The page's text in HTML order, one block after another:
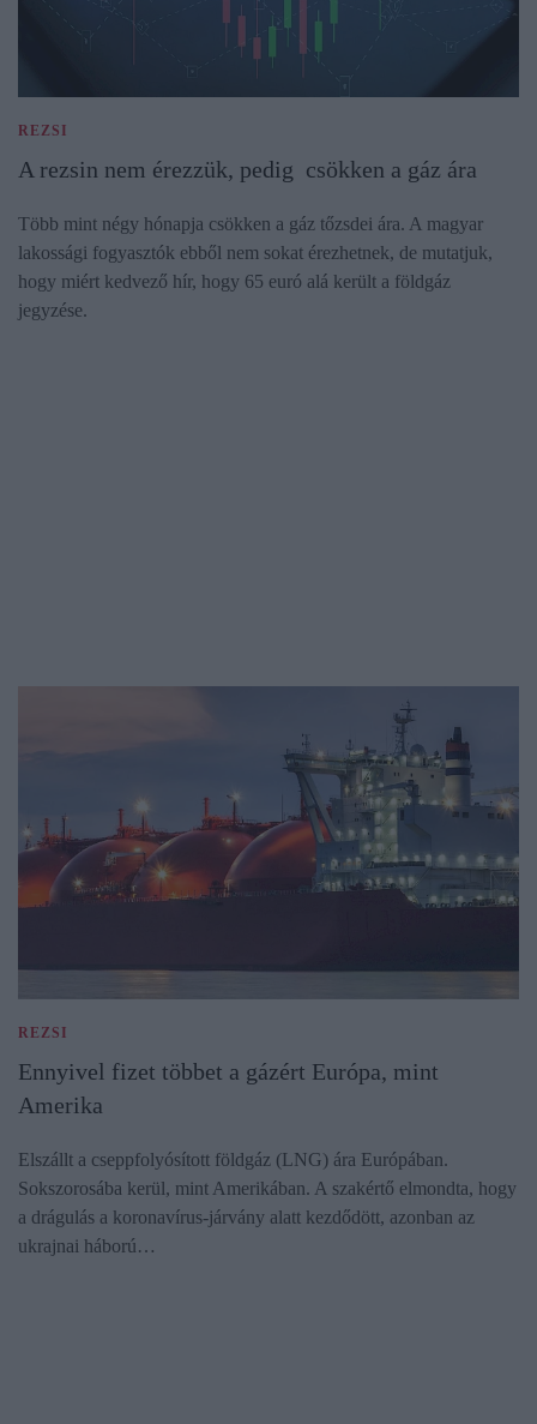
REZSI
A rezsin nem érezzük, pedig csökken a gáz ára
Több mint négy hónapja csökken a gáz tőzsdei ára. A magyar
lakossági fogyasztók ebből nem sokat érezhetnek, de mutatjuk,
hogy miért kedvező hír, hogy 65 euró alá került a földgáz
jegyzése.
REZSI
Ennyivel fizet többet a gázért Európa, mint
Amerika
Elszállt a cseppfolyósított földgáz (LNG) ára Európában.
Sokszorosába kerül, mint Amerikában. A szakértő elmondta, hogy
a drágulás a koronavírus-járvány alatt kezdődött, azonban az
ukrajnai háború…